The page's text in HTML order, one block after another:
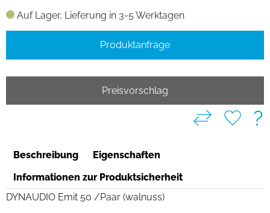
Auf Lager, Lieferung in 3-5 Werktagen
Produktanfrage
Preisvorschlag
?
Beschreibung
Eigenschaften
Informationen zur Produktsicherheit
DYNAUDIO Emit 50 /Paar (walnuss)